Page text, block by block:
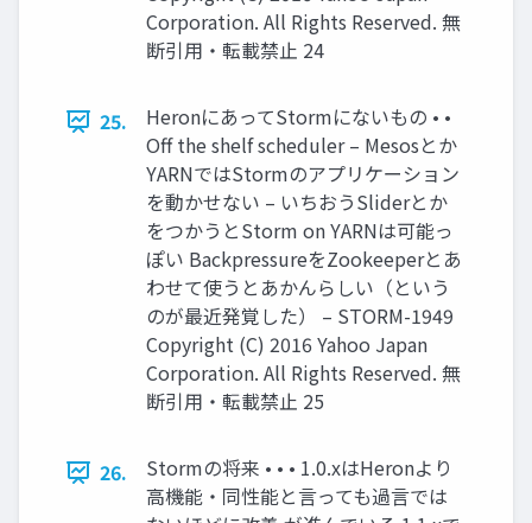
Corporation. All Rights Reserved. 無
断引用・転載禁止 24
25.
HeronにあってStormにないもの • •
Off the shelf scheduler – Mesosとか
YARNではStormのアプリケーション
を動かせない – いちおうSliderとか
をつかうとStorm on YARNは可能っ
ぽい BackpressureをZookeeperとあ
わせて使うとあかんらしい（という
のが最近発覚した） – STORM-1949
Copyright (C) 2016 Yahoo Japan
Corporation. All Rights Reserved. 無
断引用・転載禁止 25
26.
Stormの将来 • • • 1.0.xはHeronより
高機能・同性能と言っても過言では